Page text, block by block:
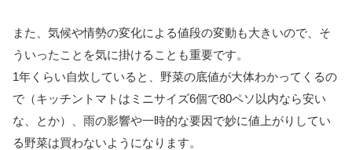
また、気候や情勢の変化による値段の変動も大きいので、そ
ういったことを気に掛けることも重要です。
1年くらい自炊していると、野菜の底値が大体わかってくるの
で（キッチントマトはミニサイズ6個で80ペソ以内なら安い
な、とか）、雨の影響や一時的な要因で妙に値上がりしてい
る野菜は買わないようになります。